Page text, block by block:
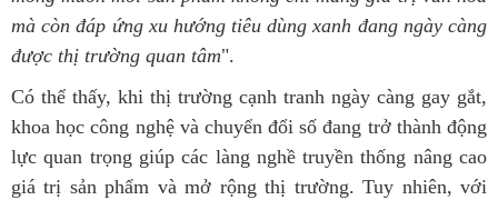
mà còn đáp ứng xu hướng tiêu dùng xanh đang ngày càng
được thị trường quan tâm".
Có thể thấy, khi thị trường cạnh tranh ngày càng gay gắt,
khoa học công nghệ và chuyển đổi số đang trở thành động
lực quan trọng giúp các làng nghề truyền thống nâng cao
giá trị sản phẩm và mở rộng thị trường. Tuy nhiên, với